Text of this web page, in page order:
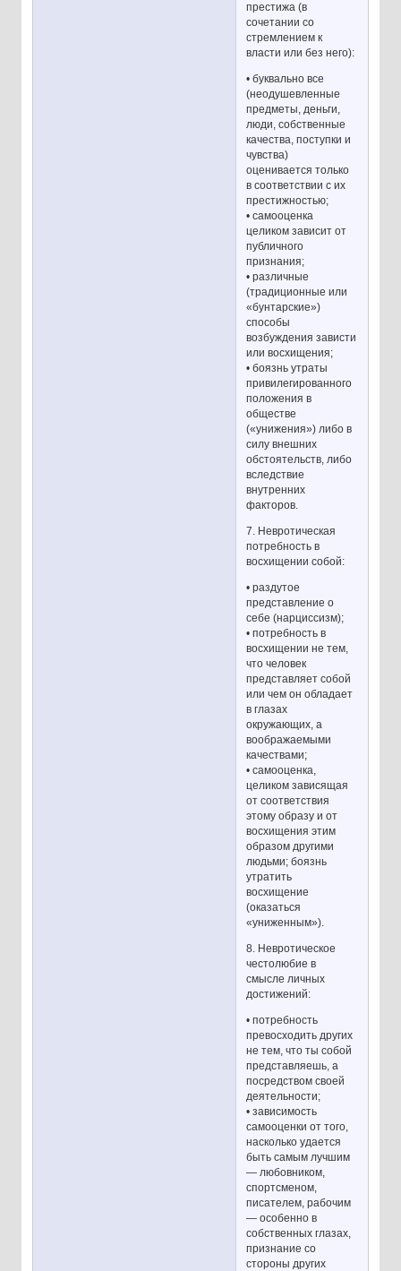
престижа (в
сочетании со
стремлением к
власти или без него):
• буквально все
(неодушевленные
предметы, деньги,
люди, собственные
качества, поступки и
чувства)
оценивается только
в соответствии с их
престижностью;
• самооценка
целиком зависит от
публичного
признания;
• различные
(традиционные или
«бунтарские»)
способы
возбуждения зависти
или восхищения;
• боязнь утраты
привилегированного
положения в
обществе
(«унижения») либо в
силу внешних
обстоятельств, либо
вследствие
внутренних
факторов.
7. Невротическая
потребность в
восхищении собой:
• раздутое
представление о
себе (нарциссизм);
• потребность в
восхищении не тем,
что человек
представляет собой
или чем он обладает
в глазах
окружающих, а
воображаемыми
качествами;
• самооценка,
целиком зависящая
от соответствия
этому образу и от
восхищения этим
образом другими
людьми; боязнь
утратить
восхищение
(оказаться
«униженным»).
8. Невротическое
честолюбие в
смысле личных
достижений:
• потребность
превосходить других
не тем, что ты собой
представляешь, а
посредством своей
деятельности;
• зависимость
самооценки от того,
насколько удается
быть самым лучшим
— любовником,
спортсменом,
писателем, рабочим
— особенно в
собственных глазах,
признание со
стороны других